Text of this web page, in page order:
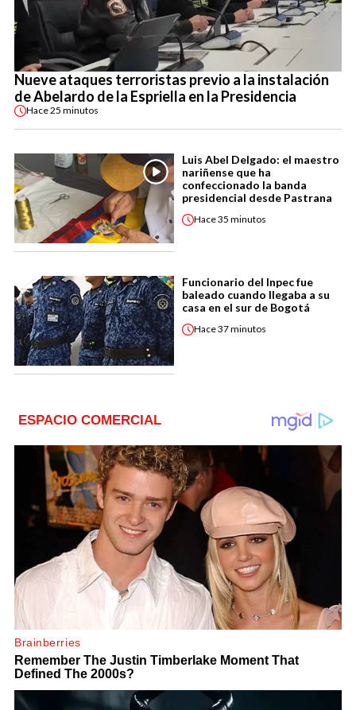
Nueve ataques terroristas previo a la instalación
de Abelardo de la Espriella en la Presidencia
Hace25 minutos
Luis Abel Delgado: el maestro
nariñense que ha
confeccionado la banda
presidencial desde Pastrana
Hace35 minutos
Funcionario del Inpec fue
baleado cuando llegaba a su
casa en el sur de Bogotá
Hace37 minutos